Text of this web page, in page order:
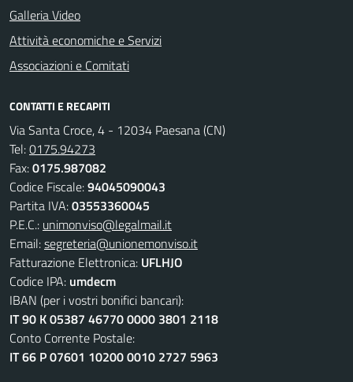
Galleria Video
Attività economiche e Servizi
Associazioni e Comitati
CONTATTI E RECAPITI
Via Santa Croce, 4 - 12034 Paesana (CN)
Tel:0175.94273
Fax:0175.987082
Codice Fiscale:94045090043
Partita IVA:03553360045
P.E.C.: unimonviso@legalmail.it
Email:segreteria@unionemonviso.it
Fatturazione Elettronica: UFLHJO
Codice IPA: umdecm
IBAN (per i vostri bonifici bancari):
IT 90 K 05387 46770 0000 3801 2118
Conto Corrente Postale:
IT 66 P 07601 10200 0010 2727 5963